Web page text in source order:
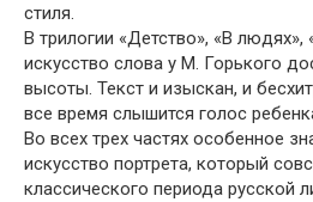
стиля.
В трилогии «Детство», «В людях»,
искусство слова у М. Горького
высоты. Текст и изыскан, и
все время слышится голос
Во всех трех частях особенное
искусство портрета, который
классического периода русской